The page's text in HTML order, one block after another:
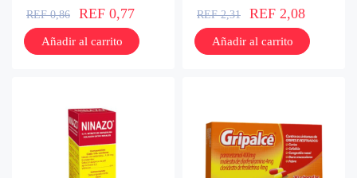
REF0,86 REF 0,77
Añadir al carrito
REF2,31 REF 2,08
Añadir al carrito